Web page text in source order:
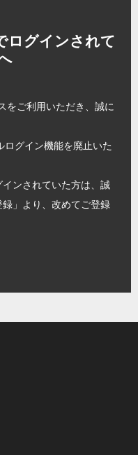
ログインされて
をご利用いただき、誠に
グイン機能を廃止いた
ンされていた方は、誠
」より、改めてご登録